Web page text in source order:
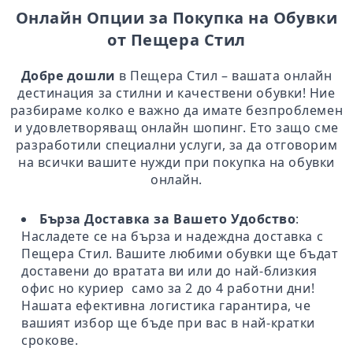
Онлайн Опции за Покупка на Обувки
от Пещера Стил
Добре дошли в Пещера Стил – вашата онлайн
дестинация за стилни и качествени обувки! Ние
разбираме колко е важно да имате безпроблемен
и удовлетворяващ онлайн шопинг. Ето защо сме
разработили специални услуги, за да отговорим
на всички вашите нужди при покупка на обувки
онлайн.
Бърза Доставка за Вашето Удобство:
Насладете се на бърза и надеждна доставка с
Пещера Стил. Вашите любими обувки ще бъдат
доставени до вратата ви или до най-близкия
офис но куриер само за 2 до 4 работни дни!
Нашата ефективна логистика гарантира, че
вашият избор ще бъде при вас в най-кратки
срокове.